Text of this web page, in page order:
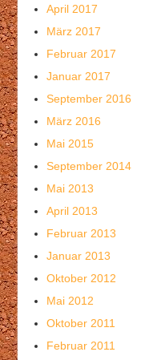
April 2017
März 2017
Februar 2017
Januar 2017
September 2016
März 2016
Mai 2015
September 2014
Mai 2013
April 2013
Februar 2013
Januar 2013
Oktober 2012
Mai 2012
Oktober 2011
Februar 2011